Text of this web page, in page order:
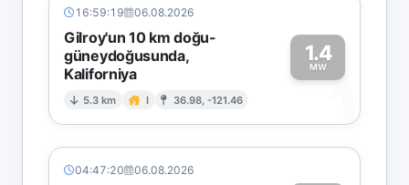
16:59:19 06.08.2026
Gilroy'un 10 km doğu-
güneydoğusunda,
Kaliforniya
5.3 km I 36.98, -121.46
1.4
MW
1
04:47:20 06.08.2026